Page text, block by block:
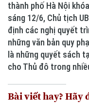
thành phố Hà Nội
sáng 12/6, Chủ tịch
định các nghị quyết
những văn bản quy
là những quyết sách
cho Thủ đô trong
Bài viết hay? Hãy